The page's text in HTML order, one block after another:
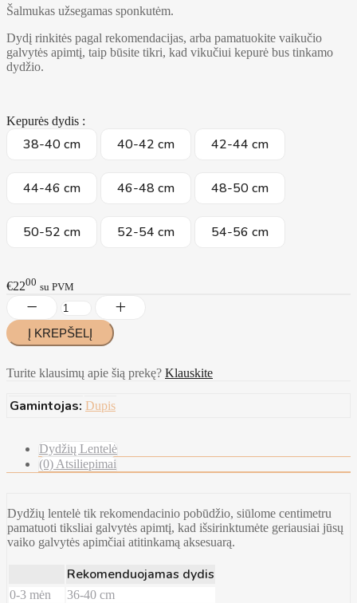
Šalmukas užsegamas sponkutėm.
Dydį rinkitės pagal rekomendacijas, arba pamatuokite vaikučio
galvytės apimtį, taip būsite tikri, kad vikučiui kepurė bus tinkamo
dydžio.
Kepurės dydis :
38-40 cm 40-42 cm 42-44 cm
44-46 cm 46-48 cm 48-50 cm
50-52 cm 52-54 cm 54-56 cm
€2200 su PVM
Turite klausimų apie šią prekę? Klauskite
Gamintojas: Dupis
Dydžių Lentelė
(0) Atsiliepimai
Dydžių lentelė tik rekomendacinio pobūdžio, siūlome centimetru
pamatuoti tiksliai galvytės apimtį, kad išsirinktumėte geriausiai jūsų
vaiko galvytės apimčiai atitinkamą aksesuarą.
Rekomenduojamas dydis
0-3 mėn
36-40 cm